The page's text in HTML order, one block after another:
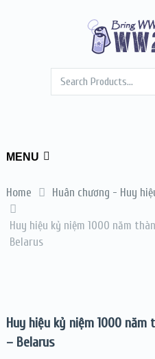
MENU
Home Huân chương - Huy
Huy hiệu kỷ niệm 1000 năm
Belarus
Huy hiệu kỷ niệm 1000
– Belarus